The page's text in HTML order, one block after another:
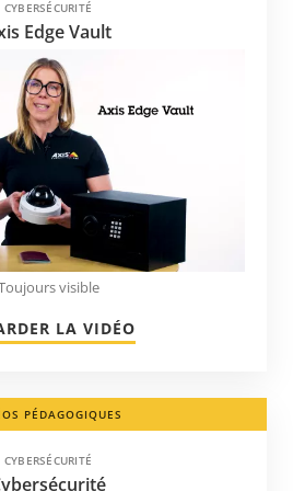
CYBERSÉCURITÉ
Edge Vault
visible
LA VIDÉO
PÉDAGOGIQUES
CYBERSÉCURITÉ